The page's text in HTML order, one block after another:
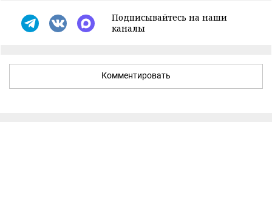
Подписывайтесь на наши
каналы
Комментировать